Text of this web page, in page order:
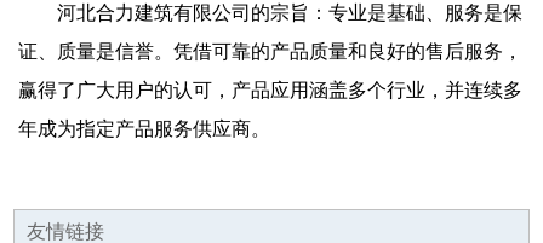
河北合力建筑有限公司的宗旨：专业是基础、服务是保
证、质量是信誉。凭借可靠的产品质量和良好的售后服务，
赢得了广大用户的认可，产品应用涵盖多个行业，并连续多
年成为指定产品服务供应商。
友情链接